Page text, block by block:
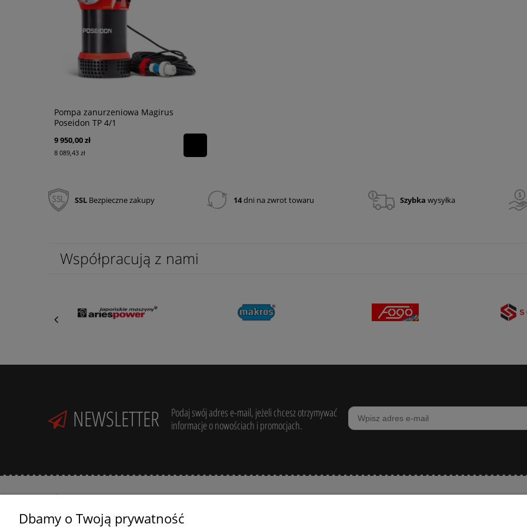
Pompa zanurzeniowa Magirus
Poseidon TP 4/1
9 950,00 zł
8 089,43 zł
SSL Bezpieczne zakupy 14dni na zwrot towaru Szybka wysyłka
Współpracują z nami
NEWSLETTER
Podaj swój adres e-mail, jeżeli chcesz otrzymywać
informacje o nowościach i promocjach.
Dbamy o Twoją prywatność